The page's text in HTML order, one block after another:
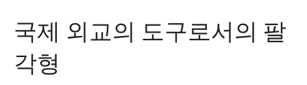
국제 외교의 도구로서의 팔
각형